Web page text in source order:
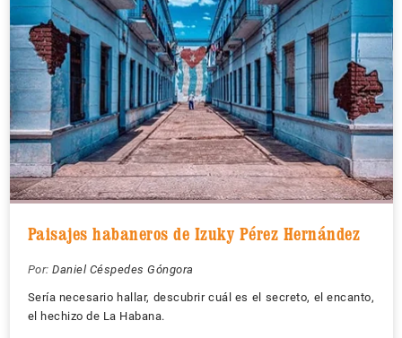
Paisajes habaneros de Izuky Pérez Hernández
Por: Daniel Céspedes Góngora
Sería necesario hallar, descubrir cuál es el secreto, el encanto,
el hechizo de La Habana.